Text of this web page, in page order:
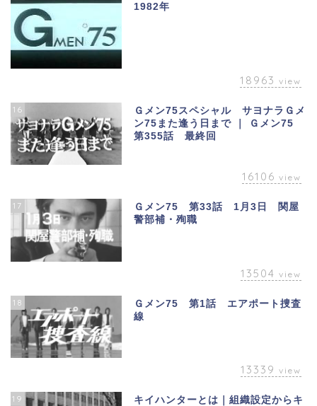
1982年
18963 view
16
Ｇメン75スペシャル サヨナラＧメ
ン75また逢う日まで ｜ Ｇメン75
第355話 最終回
16106 view
17
Ｇメン75 第33話 1月3日 関屋
警部補・殉職
13504 view
18
Ｇメン75 第1話 エアポート捜査
線
13339 view
19
キイハンターとは｜組織設定からキ